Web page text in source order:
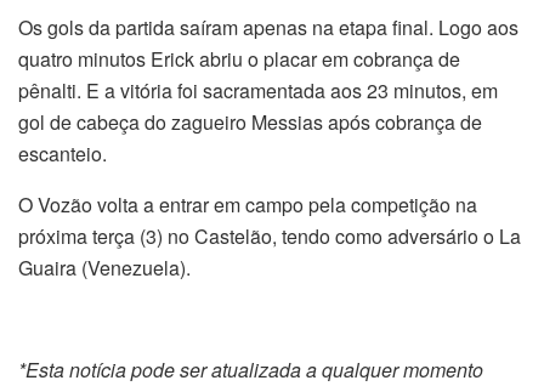
Os gols da partida saíram apenas na etapa final. Logo aos
quatro minutos Erick abriu o placar em cobrança de
pênalti. E a vitória foi sacramentada aos 23 minutos, em
gol de cabeça do zagueiro Messias após cobrança de
escanteio.
O Vozão volta a entrar em campo pela competição na
próxima terça (3) no Castelão, tendo como adversário o La
Guaira (Venezuela).
*Esta notícia pode ser atualizada a qualquer momento